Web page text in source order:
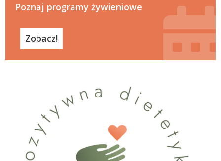
Poznaj programy żywieniowe
Zobacz!